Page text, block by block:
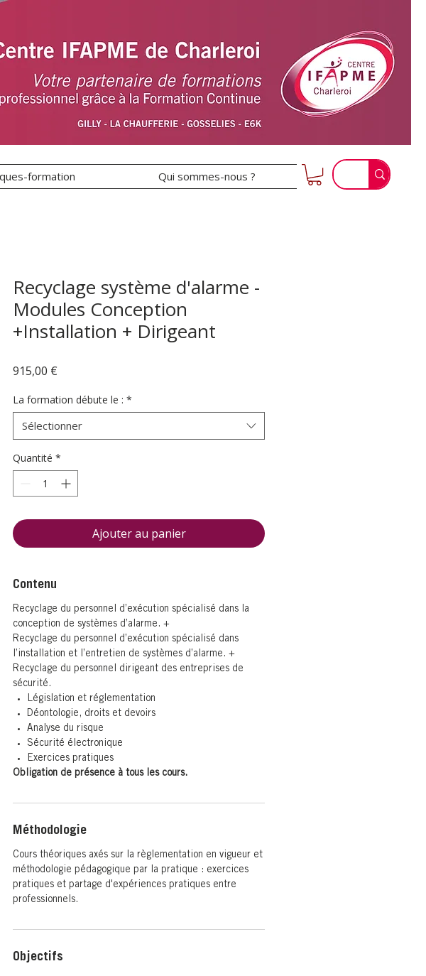
formation Qui sommes-nous ?
Recyclage système d'alarme -
Modules Conception
+Installation + Dirigeant
915,00 €
La formation débute le : *
Sélectionner
Quantité *
Ajouter au panier
Contenu
Recyclage du personnel d’exécution spécialisé dans la
conception de systèmes d’alarme. +
Recyclage du personnel d’exécution spécialisé dans
l’installation et l’entretien de systèmes d’alarme. +
Recyclage du personnel dirigeant des entreprises de
sécurité.
Législation et réglementation
Déontologie, droits et devoirs
Analyse du risque
Sécurité électronique
Exercices pratiques
Obligation de présence à tous les cours.
Méthodologie
Cours théoriques axés sur la règlementation en vigueur et
méthodologie pédagogique par la pratique : exercices
pratiques et partage d'expériences pratiques entre
professionnels.
Objectifs